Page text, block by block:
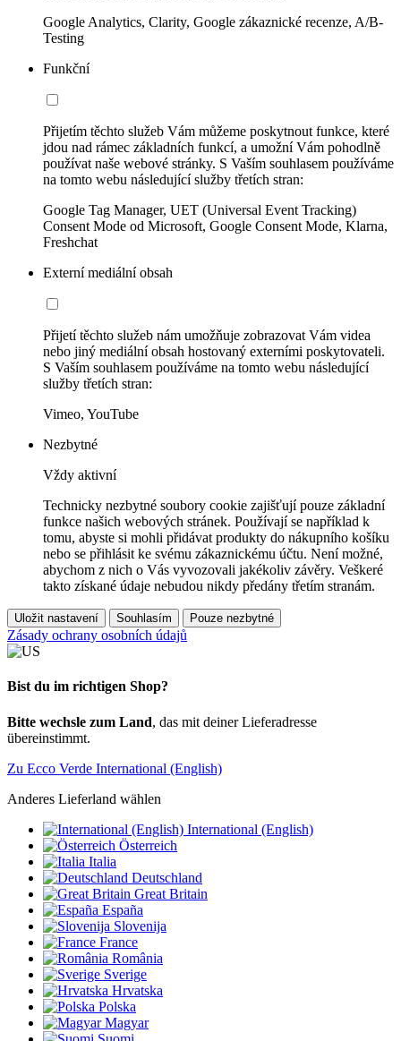
Google Analytics, Clarity, Google zákaznické recenze, A/B-
Testing
Funkční
Přijetím těchto služeb Vám můžeme poskytnout funkce, které
jdou nad rámec základních funkcí, a umožní Vám pohodlně
používat naše webové stránky. S Vaším souhlasem používáme
na tomto webu následující služby třetích stran:
Google Tag Manager, UET (Universal Event Tracking)
Consent Mode od Microsoft, Google Consent Mode, Klarna,
Freshchat
Externí mediální obsah
Přijetí těchto služeb nám umožňuje zobrazovat Vám videa
nebo jiný mediální obsah hostovaný externími poskytovateli.
S Vaším souhlasem používáme na tomto webu následující
služby třetích stran:
Vimeo, YouTube
Nezbytné
Vždy aktivní
Technicky nezbytné soubory cookie zajišťují pouze základní
funkce našich webových stránek. Používají se například k
tomu, abyste si mohli přidávat produkty do nákupního košíku
nebo se přihlásit ke svému zákaznickému účtu. Není možné,
abychom z nich o Vás vyvozovali jakékoliv závěry. Veškeré
takto získané údaje nebudou nikdy předány třetím stranám.
Uložit nastavení Souhlasím Pouze nezbytné
Zásady ochrany osobních údajů
Bist du im richtigen Shop?
Bitte wechsle zum Land, das mit deiner Lieferadresse
übereinstimmt.
Zu Ecco Verde International (English)
Anderes Lieferland wählen
International (English)
Österreich
Italia
Deutschland
Great Britain
España
Slovenija
France
România
Sverige
Hrvatska
Polska
Magyar